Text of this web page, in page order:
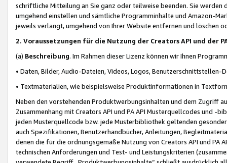
schriftliche Mitteilung an Sie ganz oder teilweise beenden. Sie werden
umgehend einstellen und sämtliche Programminhalte und Amazon-
jeweils verlangt, umgehend von Ihrer Website entfernen und löschen
2. Voraussetzungen für die Nutzung der Creators API und der
(a) Beschreibung. Im Rahmen dieser Lizenz können wir Ihnen
• Daten, Bilder, Audio-Dateien, Videos, Logos, Benutzerschnittstellen-
• Textmaterialien, wie beispielsweise Produktinformationen in
Neben den vorstehenden Produktwerbungsinhalten und dem Zugriff
Zusammenhang mit Creators API und PA API Musterquellcodes und
jeden Musterquellcode bzw. jede Musterbibliothek geltenden
auch Spezifikationen, Benutzerhandbücher, Anleitungen,
denen die für die ordnungsgemäße Nutzung von Creators API und PA
technischen Anforderungen und Test- und Leistungskriterien